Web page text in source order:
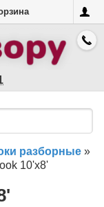
разборные »
10'x8'